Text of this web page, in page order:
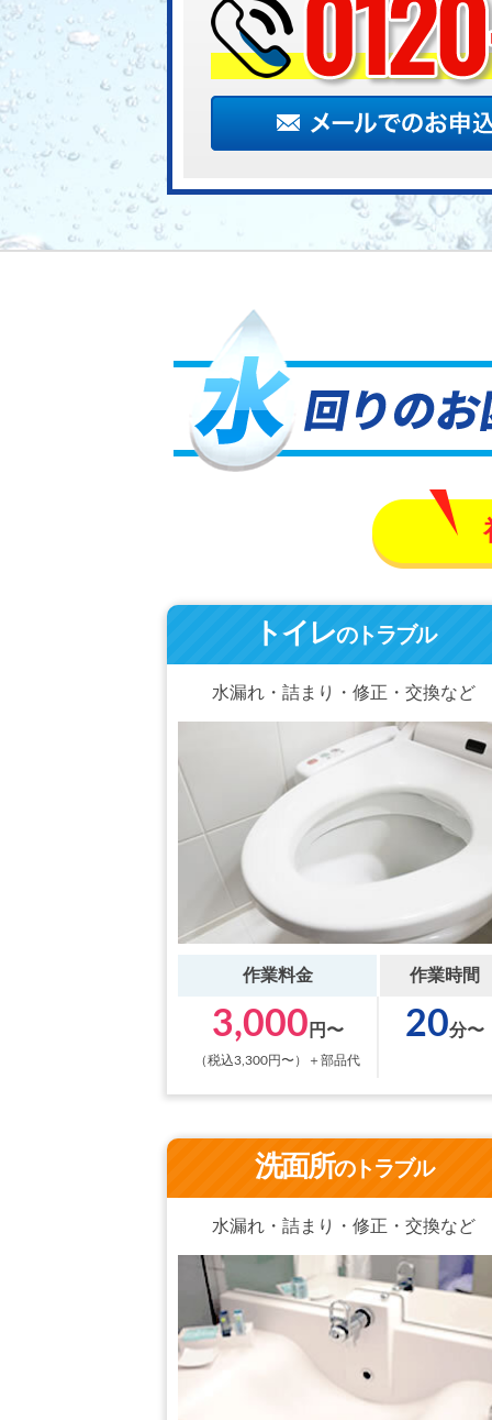
トイレのトラブル
水漏れ・詰まり・修正・交換など
作業料金 作業時間
3,000 円〜
（税込3,300円〜）＋部品代
20分〜
洗面所のトラブル
水漏れ・詰まり・修正・交換など